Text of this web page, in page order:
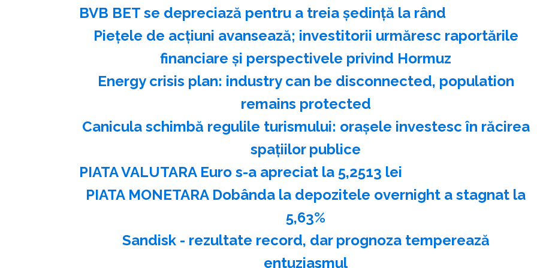
BVB BET se depreciază pentru a treia şedinţă la rând
Pieţele de acţiuni avansează; investitorii urmăresc raportările
financiare şi perspectivele privind Hormuz
Energy crisis plan: industry can be disconnected, population
remains protected
Canicula schimbă regulile turismului: oraşele investesc în răcirea
spaţiilor publice
PIATA VALUTARA Euro s-a apreciat la 5,2513 lei
PIATA MONETARA Dobânda la depozitele overnight a stagnat la
5,63%
Sandisk - rezultate record, dar prognoza temperează
entuziasmul